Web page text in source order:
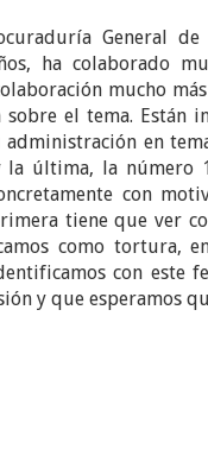
General de
ha colaborado
mucho
el tema. Están
en
la última, la número
con
tiene que ver
como tortura,
con este
y que esperamos